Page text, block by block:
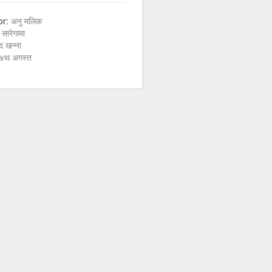
अनु मलिक
सारेगामा
खन्ना
४थ अगस्त